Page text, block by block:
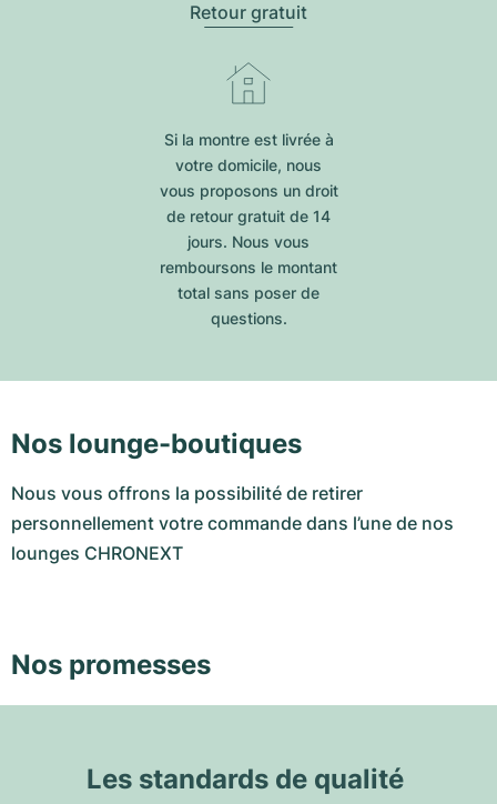
Retour gratuit
Si la montre est livrée à
votre domicile, nous
vous proposons un droit
de retour gratuit de 14
jours. Nous vous
remboursons le montant
total sans poser de
questions.
Nos lounge-boutiques
Nous vous offrons la possibilité de retirer
personnellement votre commande dans l’une de nos
lounges CHRONEXT
Nos promesses
Les standards de qualité